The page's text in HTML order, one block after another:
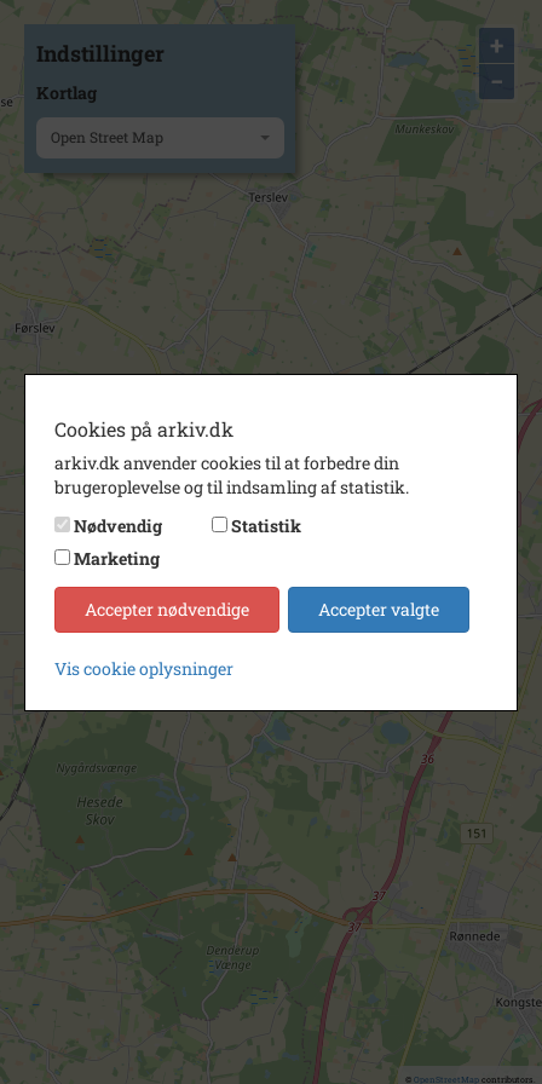
+
−
© OpenStreetMapcontributors.
Indstillinger
Kortlag
Open Street Map
Cookies på arkiv.dk
arkiv.dk anvender cookies til at forbedre din
brugeroplevelse og til indsamling af statistik.
Nødvendig
Statistik
Marketing
Accepter nødvendige Accepter valgte
Vis cookie oplysninger